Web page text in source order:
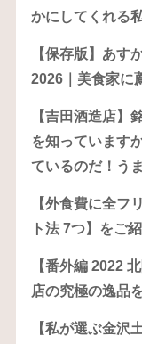
かにしてくれる
【保存版】あす
2026｜美食家に
【吉田酒造店】
を知っています
ているのだ！う
【外食費に全フ
ト法 7つ】をご
【番外編 2022
店の究極の逸品
【私が選ぶ金沢